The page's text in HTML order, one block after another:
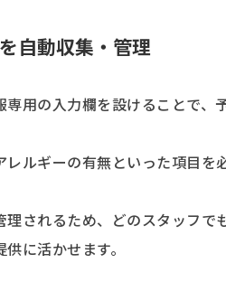
自動収集・管理
用の入力欄を設けることで
ルギーの有無といった項目
されるため、どのスタッフ
に活かせます。